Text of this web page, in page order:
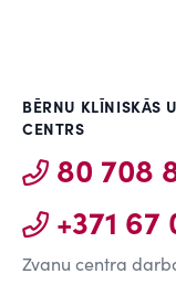
BĒRNU KLĪNISKĀS
CENTRS
80 708
+371 67
Zvanu centra